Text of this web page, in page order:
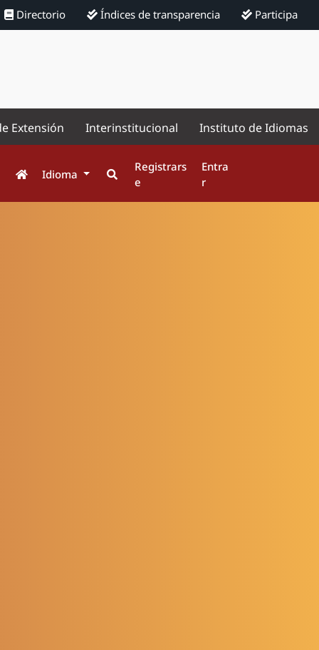
Directorio Índices de transparencia Participa
Extensión Interinstitucional Instituto de Idiomas
Idioma
Registrars
e
Entra
r